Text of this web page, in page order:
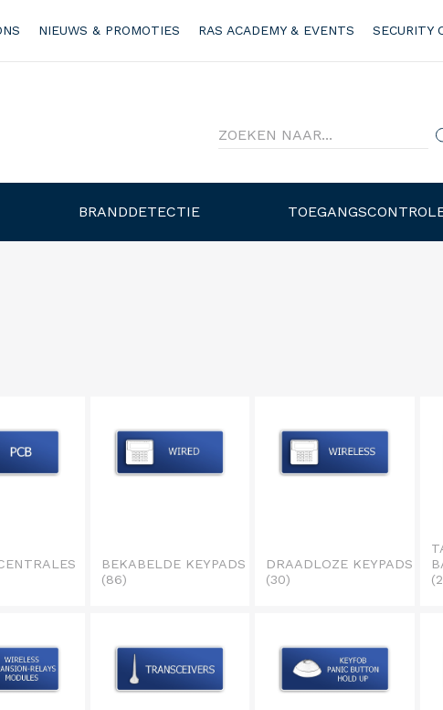
NIEUWS & PROMOTIES RAS ACADEMY & EVENTS SECURITY
BRANDDETECTIE
BEKABELDE KEYPADS
(86)
DRAADLOZE KEYPADS
(30)